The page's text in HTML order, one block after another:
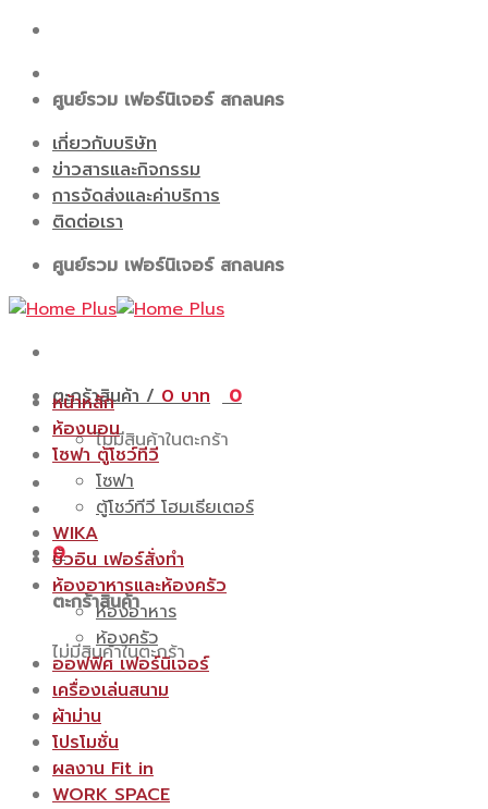
Skip
content
ศูนย์รวม เฟอร์นิเจอร์ สกลนคร
เกี่ยวกับบริษัท
ข่าวสารและกิจกรรม
การจัดส่งและค่าบริการ
ติดต่อเรา
ศูนย์รวม เฟอร์นิเจอร์ สกลนคร
ตะกร้าสินค้า /0
0
ไม่มีสินค้าในตะกร้า
0
ตะกร้าสินค้า
ไม่มีสินค้าในตะกร้า
หน้าหลัก
ห้องนอน
โซฟา ตู้โชว์ทีวี
โซฟา
ตู้โชว์ทีวี โฮมเธียเตอร์
WIKA
บิ้วอิน เฟอร์สั่งทำ
ห้องอาหารและห้องครัว
ห้องอาหาร
ห้องครัว
ออฟฟิศ เฟอร์นิเจอร์
เครื่องเล่นสนาม
ผ้าม่าน
โปรโมชั่น
ผลงาน Fit in
WORK SPACE